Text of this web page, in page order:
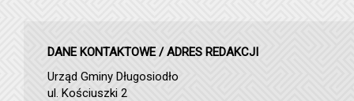
DANE KONTAKTOWE / ADRES REDAKCJI
Urząd Gminy Długosiodło
ul. Kościuszki 2